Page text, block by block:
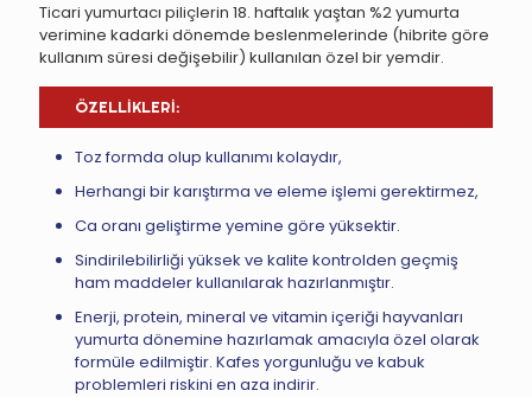
Ticari yumurtacı piliçlerin 18. haftalık yaştan %2 yumurta
verimine kadarki dönemde beslenmelerinde (hibrite göre
kullanım süresi değişebilir) kullanılan özel bir yemdir.
ÖZELLİKLERİ:
Toz formda olup kullanımı kolaydır,
Herhangi bir karıştırma ve eleme işlemi gerektirmez,
Ca oranı geliştirme yemine göre yüksektir.
Sindirilebilirliği yüksek ve kalite kontrolden geçmiş
ham maddeler kullanılarak hazırlanmıştır.
Enerji, protein, mineral ve vitamin içeriği hayvanları
yumurta dönemine hazırlamak amacıyla özel olarak
formüle edilmiştir. Kafes yorgunluğu ve kabuk
problemleri riskini en aza indirir.